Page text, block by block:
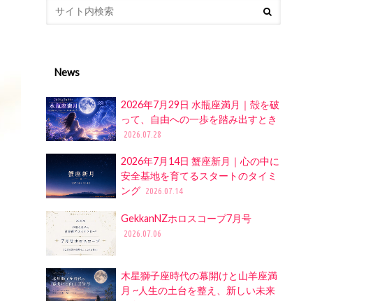
News
2026年7月29日 水瓶座満月｜殻を破
って、自由への一歩を踏み出すとき
2026.07.28
2026年7月14日 蟹座新月｜心の中に
安全基地を育てるスタートのタイミ
ング 2026.07.14
GekkanNZホロスコープ7月号
2026.07.06
木星獅子座時代の幕開けと山羊座満
月 ~人生の土台を整え、新しい未来